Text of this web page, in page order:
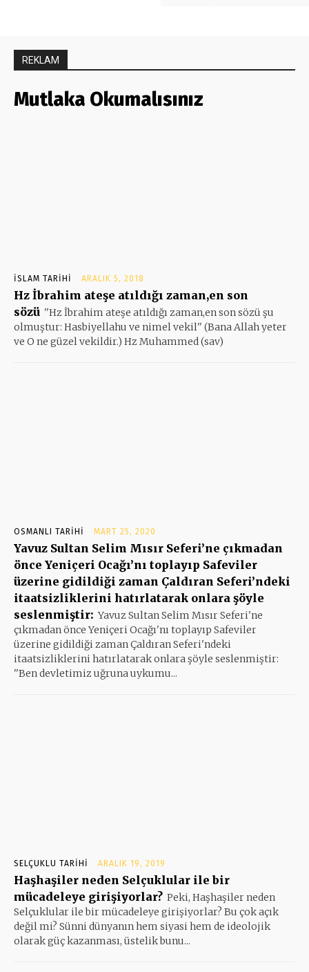
REKLAM
Mutlaka Okumalısınız
İSLAM TARIHI ARALIK 5, 2018
Hz İbrahim ateşe atıldığı zaman,en son
sözü ''Hz İbrahim ateşe atıldığı zaman,en son sözü şu
olmuştur: Hasbiyellahu ve nimel vekil'' (Bana Allah yeter
ve O ne güzel vekildir.) Hz Muhammed (sav)
OSMANLI TARIHI MART 25, 2020
Yavuz Sultan Selim Mısır Seferi’ne çıkmadan
önce Yeniçeri Ocağı’nı toplayıp Safeviler
üzerine gidildiği zaman Çaldıran Seferi’ndeki
itaatsizliklerini hatırlatarak onlara şöyle
seslenmiştir: Yavuz Sultan Selim Mısır Seferi'ne
çıkmadan önce Yeniçeri Ocağı'nı toplayıp Safeviler
üzerine gidildiği zaman Çaldıran Seferi'ndeki
itaatsizliklerini hatırlatarak onlara şöyle seslenmiştir:
''Ben devletimiz uğruna uykumu...
SELÇUKLU TARIHI ARALIK 19, 2019
Haşhaşiler neden Selçuklular ile bir
mücadeleye girişiyorlar? Peki, Haşhaşiler neden
Selçuklular ile bir mücadeleye girişiyorlar? Bu çok açık
değil mi? Sünni dünyanın hem siyasi hem de ideolojik
olarak güç kazanması, üstelik bunu...